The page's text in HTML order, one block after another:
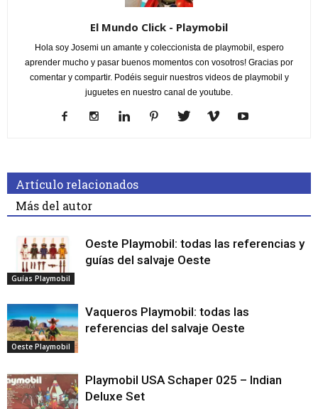
El Mundo Click - Playmobil
Hola soy Josemi un amante y coleccionista de playmobil, espero
aprender mucho y pasar buenos momentos con vosotros! Gracias por
comentar y compartir. Podéis seguir nuestros videos de playmobil y
juguetes en nuestro canal de youtube.
Artículo relacionados
Más del autor
Guías Playmobil
Oeste Playmobil: todas las referencias y
guías del salvaje Oeste
Oeste Playmobil
Vaqueros Playmobil: todas las
referencias del salvaje Oeste
Playmobil USA Schaper 025 – Indian
Deluxe Set